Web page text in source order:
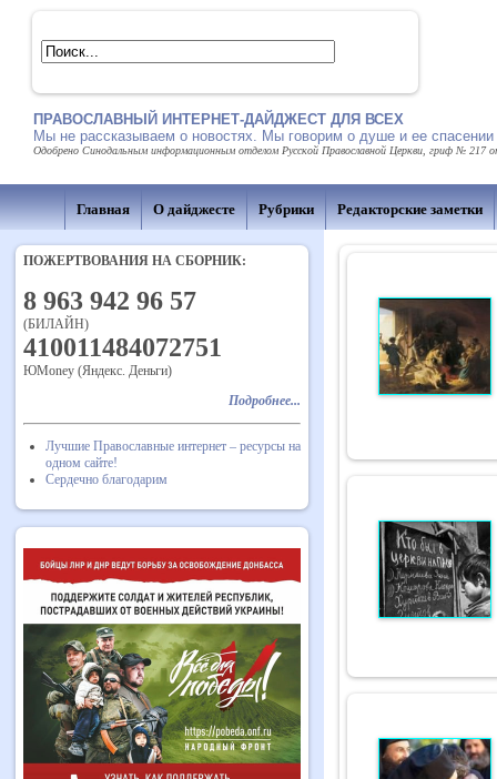
ПРАВОСЛАВНЫЙ ИНТЕРНЕТ-ДАЙДЖЕСТ ДЛЯ ВСЕХ
Мы не рассказываем о новостях. Мы говорим о душе и ее спасении
Одобрено Синодальным информационным отделом Русской Православной Церкви, гриф № 217
Главная О дайджесте Рубрики Редакторские заметки
ПОЖЕРТВОВАНИЯ НА СБОРНИК:
8 963 942 96 57
(БИЛАЙН)
410011484072751
ЮMoney (Яндекс. Деньги)
Подробнее...
Лучшие Православные интернет – ресурсы на
одном сайте!
Сердечно благодарим